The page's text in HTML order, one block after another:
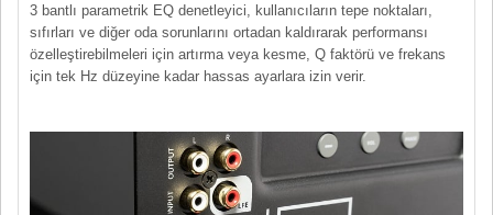
3 bantlı parametrik EQ denetleyici, kullanıcıların tepe noktaları,
sıfırları ve diğer oda sorunlarını ortadan kaldırarak performansı
özelleştirebilmeleri için artırma veya kesme, Q faktörü ve frekans
için tek Hz düzeyine kadar hassas ayarlara izin verir.